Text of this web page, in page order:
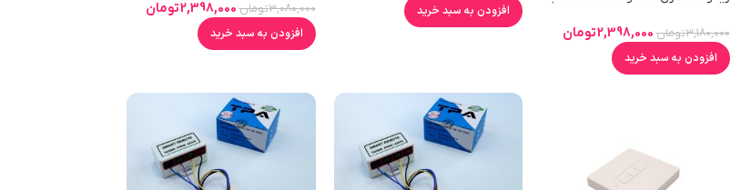
3,180,000تومان 2,398,000تومان
افزودن به سبد خرید
افزودن به سبد خرید 3,080,000تومان 2,398,000تومان
افزودن به سبد خرید